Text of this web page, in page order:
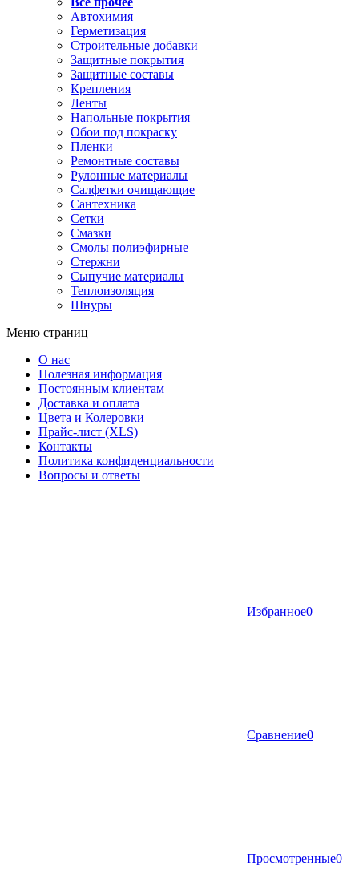
Автохимия
Герметизация
Строительные добавки
Защитные покрытия
Защитные составы
Крепления
Ленты
Напольные покрытия
Обои под покраску
Пленки
Ремонтные составы
Рулонные материалы
Салфетки очищающие
Сантехника
Сетки
Смазки
Смолы полиэфирные
Стержни
Сыпучие материалы
Теплоизоляция
Шнуры
Меню страниц
О нас
Полезная информация
Постоянным клиентам
Доставка и оплата
Цвета и Колеровки
Прайс-лист (XLS)
Контакты
Политика конфиденциальности
Вопросы и ответы
Избранное0
Сравнение0
Просмотренные0